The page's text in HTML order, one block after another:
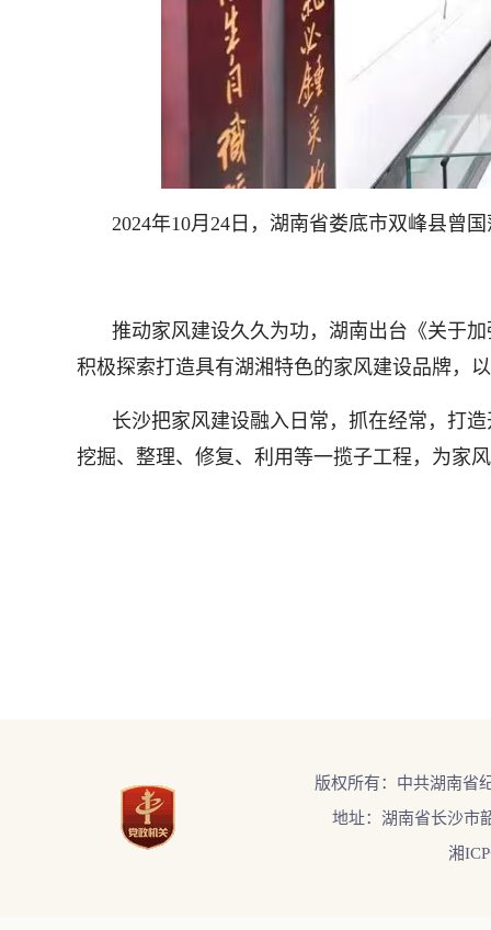
2024年10月24日，湖南省娄底市双峰县曾
推动家风建设久久为功，湖南出台《关于
积极探索打造具有湖湘特色的家风建设品牌，
长沙把家风建设融入日常，抓在经常，打
挖掘、整理、修复、利用等一揽子工程，为家
版权所有：中共湖南省
地址：湖南省长沙市
湘